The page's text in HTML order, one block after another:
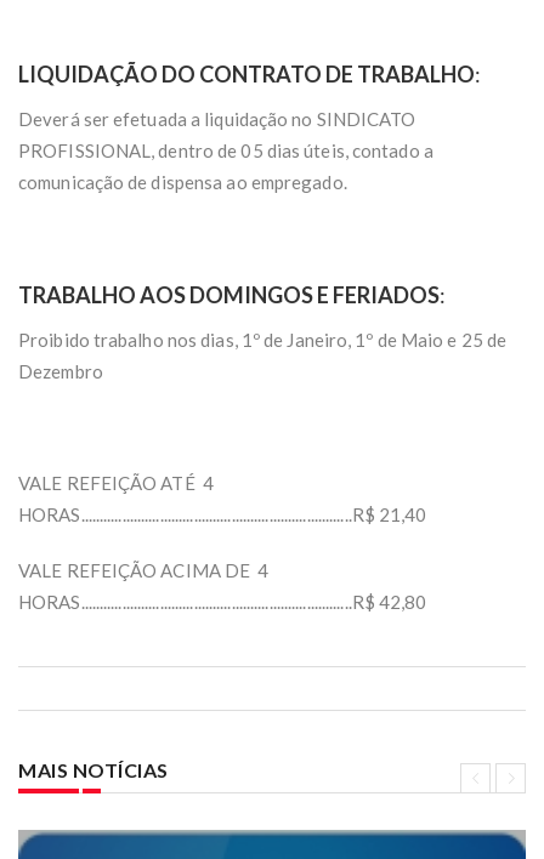
LIQUIDAÇÃO DO CONTRATO DE TRABALHO:
Deverá ser efetuada a liquidação no SINDICATO
PROFISSIONAL, dentro de 05 dias úteis, contado a
comunicação de dispensa ao empregado.
TRABALHO AOS DOMINGOS E FERIADOS:
Proibido trabalho nos dias, 1º de Janeiro, 1º de Maio e 25 de
Dezembro
VALE REFEIÇÃO ATÉ 4
HORAS........................................................................R$ 21,40
VALE REFEIÇÃO ACIMA DE 4
HORAS........................................................................R$ 42,80
MAIS NOTÍCIAS